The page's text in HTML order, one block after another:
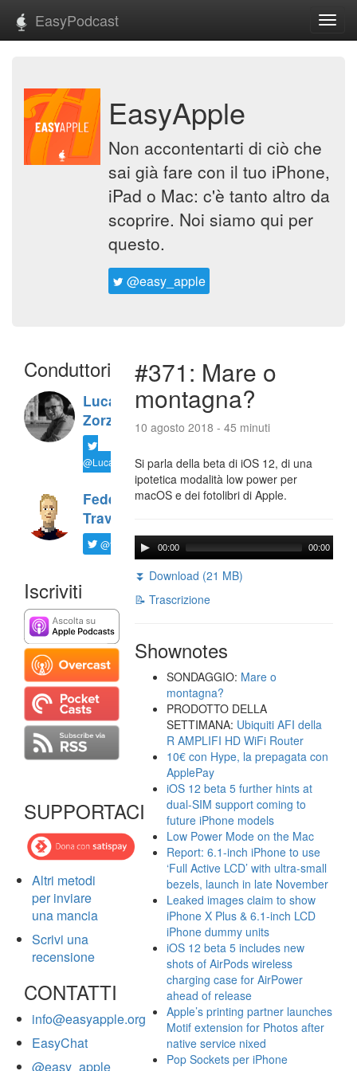
EasyPodcast
EasyApple
Non accontentarti di ciò che
sai già fare con il tuo iPhone,
iPad o Mac: c'è tanto altro da
scoprire. Noi siamo qui per
questo.
@easy_apple
Conduttori
Luca
Zorzi
@LucaTNT
Federico
Travaini
@ftrava
Iscriviti
SUPPORTACI
Altri metodi
per inviare
una mancia
Scrivi una
recensione
CONTATTI
info@easyapple.org
EasyChat
@easy_apple
#371: Mare o
montagna?
10 agosto 2018 - 45 minuti
Si parla della beta di iOS 12, di una
ipotetica modalità low power per
macOS e dei fotolibri di Apple.
00:00 00:00
⏬ Download (21 MB)
📝 Trascrizione
Shownotes
SONDAGGIO: Mare o
montagna?
PRODOTTO DELLA
SETTIMANA: Ubiquiti AFI della
R AMPLIFI HD WiFi Router
10€ con Hype, la prepagata con
ApplePay
iOS 12 beta 5 further hints at
dual-SIM support coming to
future iPhone models
Low Power Mode on the Mac
Report: 6.1-inch iPhone to use
‘Full Active LCD’ with ultra-small
bezels, launch in late November
Leaked images claim to show
iPhone X Plus & 6.1-inch LCD
iPhone dummy units
iOS 12 beta 5 includes new
shots of AirPods wireless
charging case for AirPower
ahead of release
Apple’s printing partner launches
Motif extension for Photos after
native service nixed
Pop Sockets per iPhone